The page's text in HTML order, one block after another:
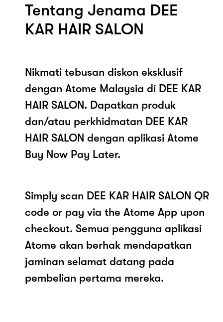
Tentang Jenama DEE
KAR HAIR SALON
Nikmati tebusan diskon eksklusif
dengan Atome Malaysia di DEE KAR
HAIR SALON. Dapatkan produk
dan/atau perkhidmatan DEE KAR
HAIR SALON dengan aplikasi Atome
Buy Now Pay Later.
Simply scan DEE KAR HAIR SALON QR
code or pay via the Atome App upon
checkout. Semua pengguna aplikasi
Atome akan berhak mendapatkan
jaminan selamat datang pada
pembelian pertama mereka.